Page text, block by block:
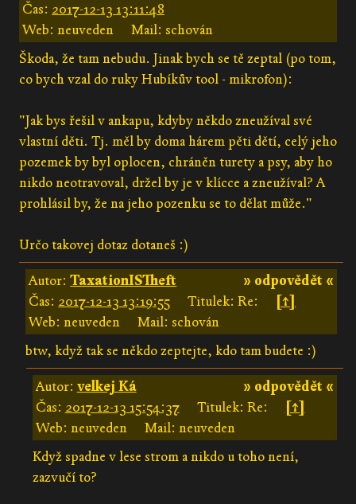
Čas: 2017-12-13 13:11:48
Web: neuveden
Mail: schován
Škoda, že tam nebudu. Jinak bych se tě zeptal (po tom,
co bych vzal do ruky Hubíkův tool - mikrofon):
"Jak bys řešil v ankapu, kdyby někdo zneužíval své
vlastní děti. Tj. měl by doma hárem pěti dětí, celý jeho
pozemek by byl oplocen, chráněn turety a psy, aby ho
nikdo neotravoval, držel by je v klícce a zneužíval? A
prohlásil by, že na jeho pozenku se to dělat může."
Určo takovej dotaz dotaneš :)
» odpovědět «
Autor:TaxationISTheft
Čas: 2017-12-13 13:19:55 Titulek: Re:
[↑]
Web: neuveden
Mail: schován
btw, když tak se někdo zeptejte, kdo tam budete :)
» odpovědět «
Autor: velkej Ká
Čas: 2017-12-13 15:54:37 Titulek: Re:
[↑]
Web: neuveden
Mail: neuveden
Když spadne v lese strom a nikdo u toho není,
zazvučí to?